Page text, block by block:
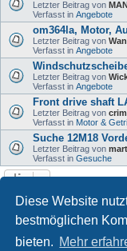
Diese Website
bestmöglichen
bieten. Mehr
Letzter Beitrag von
Verfasst in Angebote
om364la, Motor,
Letzter Beitrag von
Verfasst in Angebote
Letzter Beitrag von
Verfasst in Angebote
Front drive shaft
Letzter Beitrag von
Verfasst in Motor &
Suche 12M18
Letzter Beitrag von
Verfasst in Gesuche
Die Suche ergab mehr als